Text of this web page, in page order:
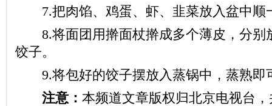
7.把肉馅、鸡蛋、虾、韭菜放入盆中顺
8.将面团用擀面杖擀成多个薄皮，分别
饺子。
9.将包好的饺子摆放入蒸锅中，蒸熟即
注意： 本频道文章版权归北京电视台